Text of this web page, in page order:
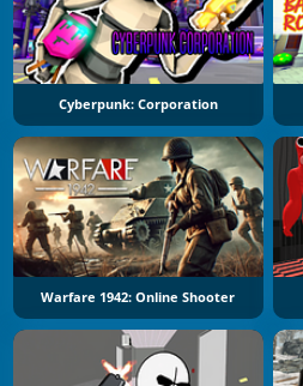
Cyberpunk: Corporation
Warfare 1942: Online Shooter